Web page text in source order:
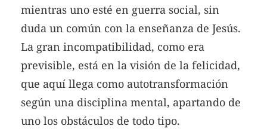
mientras uno esté en guerra social, sin
duda un común con la enseñanza de Jesús.
La gran incompatibilidad, como era
previsible, está en la visión de la felicidad,
que aquí llega como autotransformación
según una disciplina mental, apartando de
uno los obstáculos de todo tipo.